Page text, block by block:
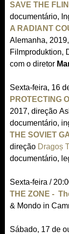
SAVE THE
documentário,
A RADIANT
Alemanha,
Filmproduktion,
com o diretor
Sexta-feira, 16
PROTECTING
2017, direção
documentário,
THE SOVIET
direção Dragoș
documentário,
Sexta-feira /
THE ZONE -
& Mondo in
Sábado, 17 de